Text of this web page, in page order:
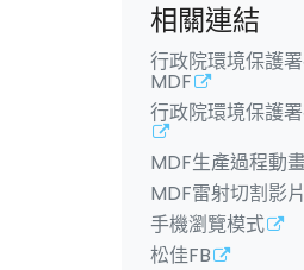
相關連結
行政院環境保護
MDF
行政院環境保護
MDF生產過程動
MDF雷射切割影片
手機瀏覽模式
松佳FB